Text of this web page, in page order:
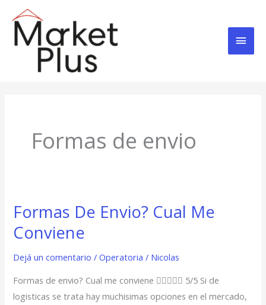
contenido
Formas de envio
Formas De Envio? Cual Me
Conviene
Dejá un comentario /Operatoria / Nicolas
Formas de envio? Cual me conviene  5/5 Si de
logisticas se trata hay muchisimas opciones en el mercado,
Formas
De
Envio?
Cual